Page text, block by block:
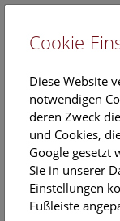
Informationen zu
Cookie-
Diese Website
notwendigen
deren Zweck
und Cookies,
Google gesetzt
Sie in unserer
Einstellungen
Fußleiste